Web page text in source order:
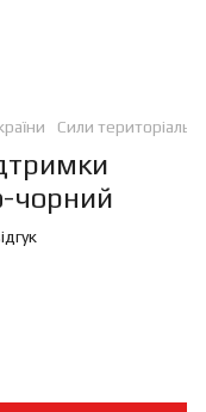
Сили
чорний